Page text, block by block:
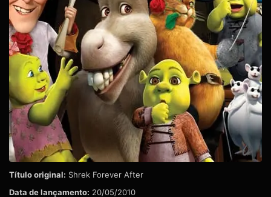
Título original: Shrek Forever After
Data de lançamento: 20/05/2010